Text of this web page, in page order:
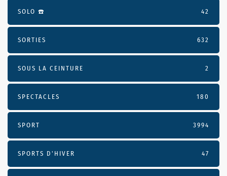
SOLO ☎️ 42
SORTIES 632
SOUS LA CEINTURE 2
SPECTACLES 180
SPORT 3994
SPORTS D'HIVER 47